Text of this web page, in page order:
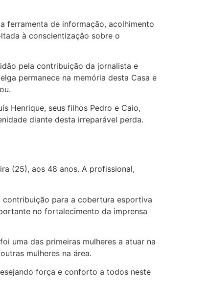
ferramenta de informação, acolhimento
à conscientização sobre o
pela contribuição da jornalista e
permanece na memória desta Casa e
Henrique, seus filhos Pedro e Caio,
diante desta irreparável perda.
(25), aos 48 anos. A profissional,
contribuição para a cobertura esportiva
no fortalecimento da imprensa
uma das primeiras mulheres a atuar na
mulheres na área.
força e conforto a todos neste